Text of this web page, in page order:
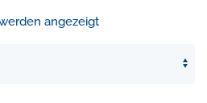
angezeigt